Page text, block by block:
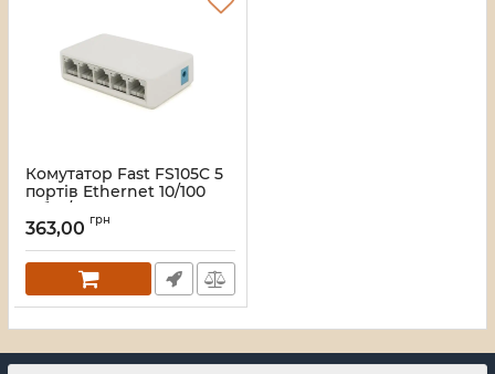
Комутатор Fast FS105C 5
портів Ethernet 10/100
Мбіт / сек, BOX Q100
Артикул: 13133
363,00 грн